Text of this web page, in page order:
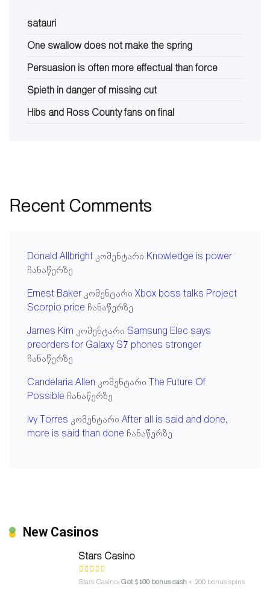
satauri
One swallow does not make the spring
Persuasion is often more effectual than force
Spieth in danger of missing cut
Hibs and Ross County fans on final
Recent Comments
Donald Allbright კომენტარი Knowledge is power
ჩანაწერზე
Ernest Baker კომენტარი Xbox boss talks Project
Scorpio price ჩანაწერზე
James Kim კომენტარი Samsung Elec says
preorders for Galaxy S7 phones stronger
ჩანაწერზე
Candelaria Allen კომენტარი
The Future Of
Possible ჩანაწერზე
Ivy Torres კომენტარი After all is said and done,
more is said than done ჩანაწერზე
New Casinos
Stars Casino
Stars Casino: Get $100 bonus cash + 200 bonus spins